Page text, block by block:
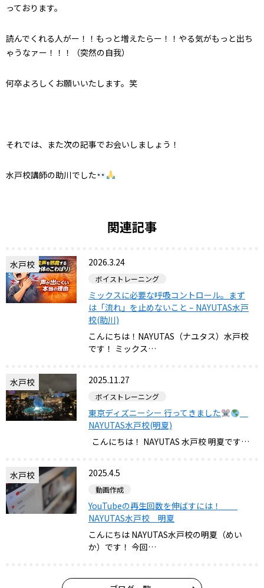
っております。
読んでくれる人がー！！もっと増えたらー！！やる気がもっと出ち
ゃうなァー！！！（突然の自我）
何卒よろしくお願いいたします。笑
それでは、また次の記事でお会いしましょう！
水戸校講師の助川でした
関連記事
水戸校 2026.3.24
ボイストレーニング
ミックスに必要な呼吸コントロール。まず
は「流れ」を止めないこと – NAYUTAS水戸
校(助川)
こんにちは！NAYUTAS（ナユタス）水戸校
です！ ミックス…
水戸校 2025.11.27
ボイストレーニング
東京ディズニーシー 行ってきました
NAYUTAS水戸校(明夏)
こんにちは！ NAYUTAS 水戸校 明夏です…
水戸校 2025.4.5
動画作成
YouTubeの再生回数を伸ばすには！
NAYUTAS水戸校 明夏
こんにちは NAYUTAS水戸校の明夏（めい
か）です！ 今回…